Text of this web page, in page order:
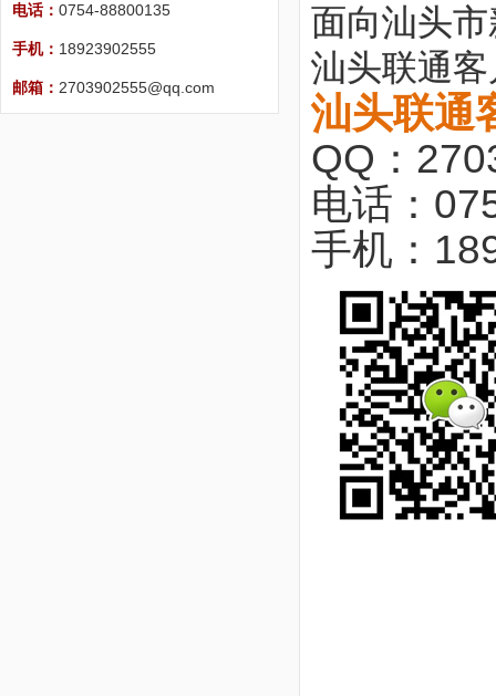
电话： 0754-88800135
手机： 18923902555
邮箱： 2703902555@qq.com
面向汕头
汕头联通
汕头联通
QQ：
电话：
手机：